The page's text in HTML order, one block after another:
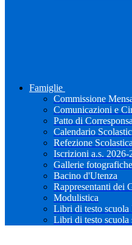
Famiglie
Commissione
Comunicazioni e
Patto di
Calendario
Refezione Scolastica
Iscrizioni a.s. 2026-
Gallerie fotografiche
Bacino d'Utenza
Rappresentanti dei
Modulistica
Libri di testo scuola
Libri di testo scuola